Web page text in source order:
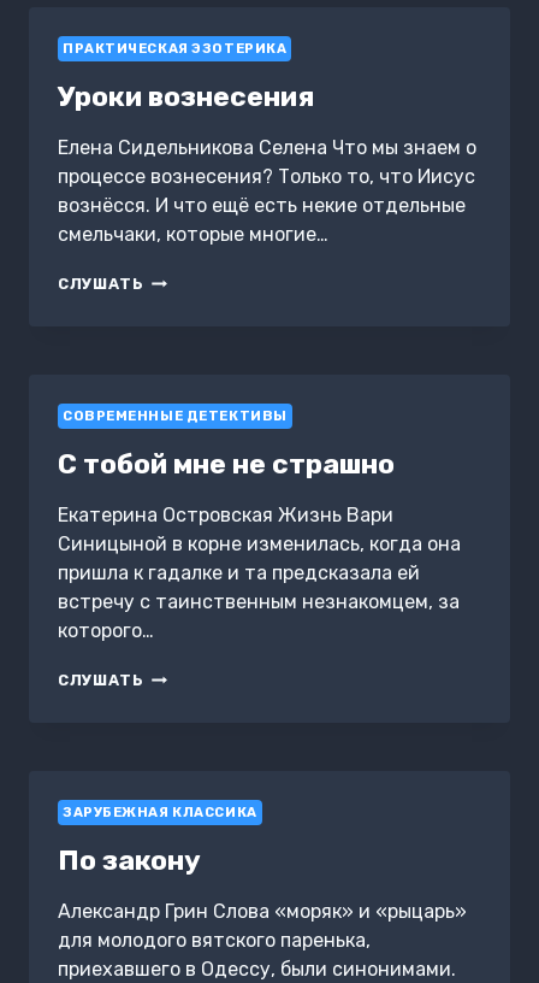
ПРАКТИЧЕСКАЯ ЭЗОТЕРИКА
Уроки вознесения
Елена Сидельникова Селена Что мы знаем о
процессе вознесения? Только то, что Иисус
вознёсся. И что ещё есть некие отдельные
смельчаки, которые многие…
СЛУШАТЬ УРОКИ
СОВРЕМЕННЫЕ ДЕТЕКТИВЫ
С тобой мне не страшно
Екатерина Островская Жизнь Вари
Синицыной в корне изменилась, когда она
пришла к гадалке и та предсказала ей
встречу с таинственным незнакомцем, за
которого…
СЛУШАТЬ С
ЗАРУБЕЖНАЯ КЛАССИКА
По закону
Александр Грин Слова «моряк» и «рыцарь»
для молодого вятского паренька,
приехавшего в Одессу, были синонимами.